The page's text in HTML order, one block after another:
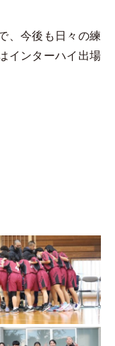
、今後も日々の練
インターハイ出場